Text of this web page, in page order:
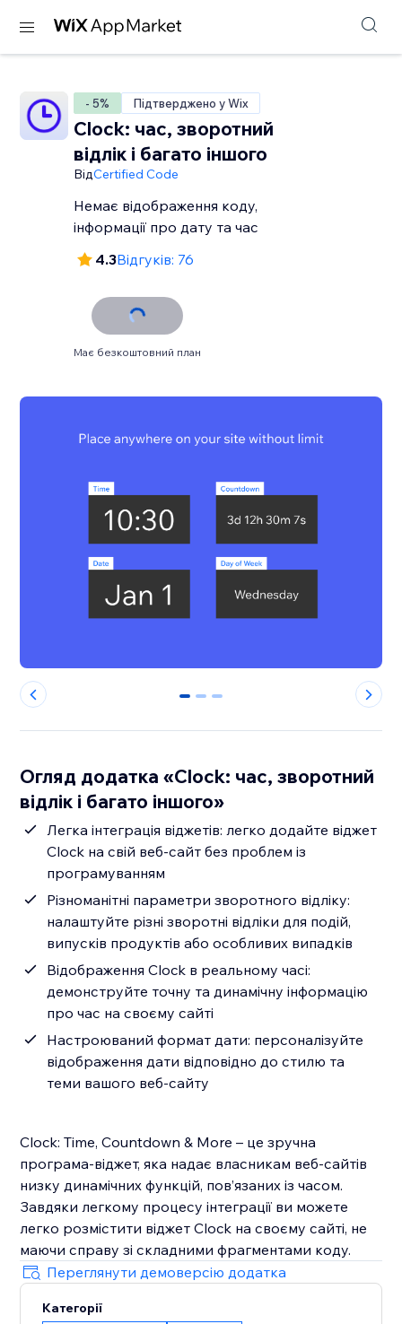
- 5% Підтверджено у Wix
Clock: час, зворотний
відлік і багато іншого
ВідCertified Code
Немає відображення коду,
інформації про дату та час
4.3Відгуків: 76
Має безкоштовний план
0 1 2
Огляд додатка «Clock: час, зворотний
відлік і багато іншого»
Легка інтеграція віджетів: легко додайте віджет
Clock на свій веб-сайт без проблем із
програмуванням
Різноманітні параметри зворотного відліку:
налаштуйте різні зворотні відліки для подій,
випусків продуктів або особливих випадків
Відображення Clock в реальному часі:
демонструйте точну та динамічну інформацію
про час на своєму сайті
Настроюваний формат дати: персоналізуйте
відображення дати відповідно до стилю та
теми вашого веб-сайту
Clock: Time, Countdown & More – це зручна
програма-віджет, яка надає власникам веб-сайтів
низку динамічних функцій, пов’язаних із часом.
Завдяки легкому процесу інтеграції ви можете
легко розмістити віджет Clock на своєму сайті, не
маючи справу зі складними фрагментами коду.
Переглянути демоверсію додатка
Категорії